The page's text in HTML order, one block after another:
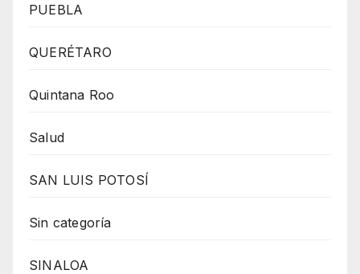
PUEBLA
QUERÉTARO
Quintana Roo
Salud
SAN LUIS POTOSÍ
Sin categoría
SINALOA